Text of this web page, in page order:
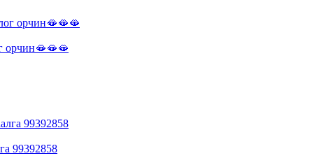
орчин🫦🫦🫦
99392858